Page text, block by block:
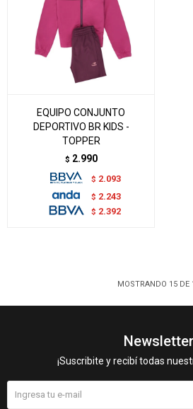
EQUIPO CONJUNTO
DEPORTIVO BR KIDS -
TOPPER
$ 2.990
$ 2.093
$ 2.243
$ 2.392
MOSTRANDO 15DE
Newsletter
¡Suscribite y recibí todas